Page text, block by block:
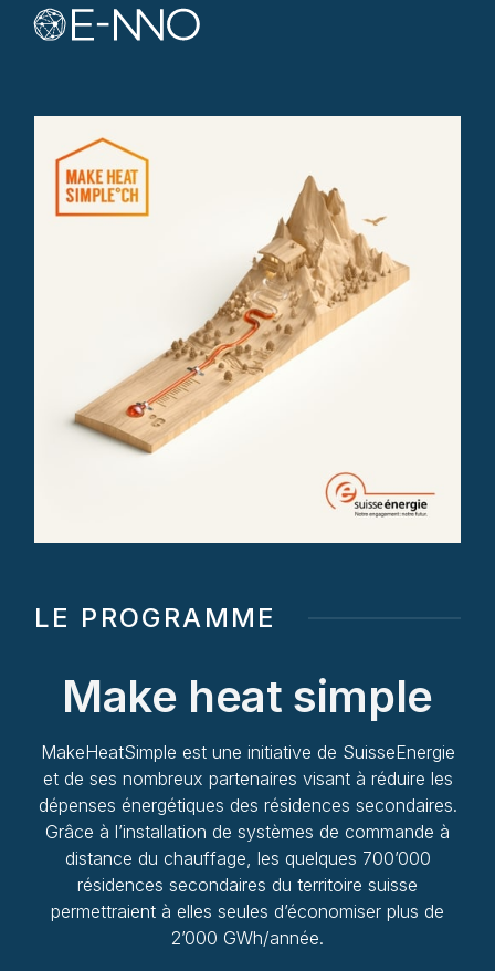
LE PROGRAMME
Make heat simple
MakeHeatSimple est une initiative de SuisseEnergie
et de ses nombreux partenaires visant à réduire les
dépenses énergétiques des résidences secondaires.
Grâce à l’installation de systèmes de commande à
distance du chauffage, les quelques 700’000
résidences secondaires du territoire suisse
permettraient à elles seules d’économiser plus de
2’000 GWh/année.